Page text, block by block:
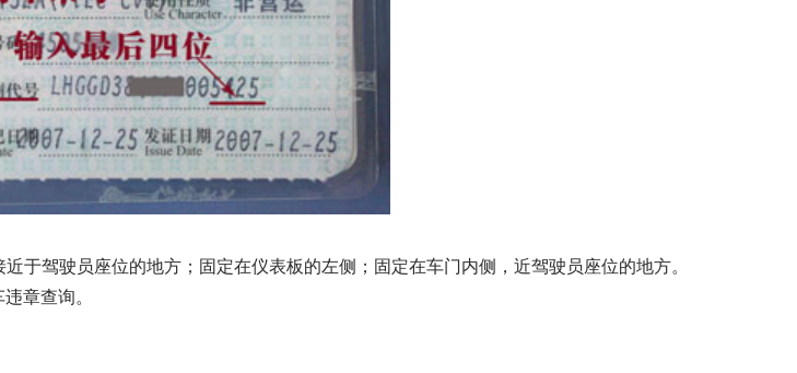
于驾驶员座位的地方；固定在仪表板的左侧；固定在车门内侧，近驾驶员座位的地方。
章查询。